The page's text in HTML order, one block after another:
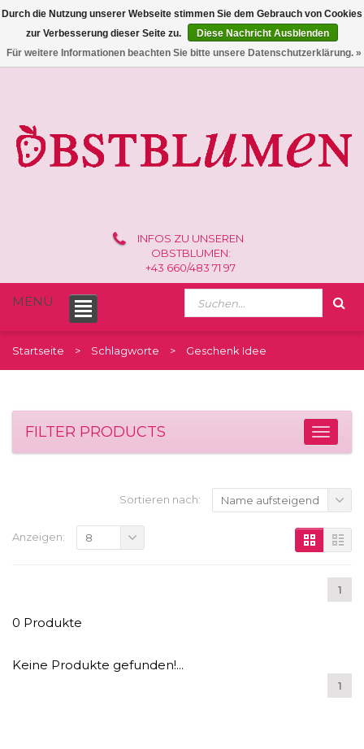
0 / €0,00
INFOS ZU UNSEREN
OBSTBLUMEN:
+43 660/483 71 97
MENU
Startseite Schlagworte Geschenk Idee
FILTER PRODUCTS
Sortieren nach: Name aufsteigend
1
Anzeigen: 8
0 Produkte
Keine Produkte gefunden!...
1
Durch die Nutzung unserer Webseite stimmen Sie dem Gebrauch von Cookies
zur Verbesserung dieser Seite zu.
Diese Nachricht Ausblenden
Für weitere Informationen beachten Sie bitte unsere Datenschutzerklärung. »